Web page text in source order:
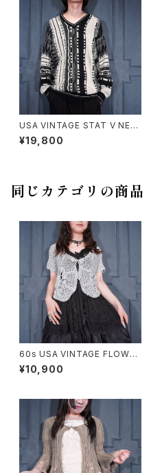
USA VINTAGE STAT V NEC
K DESIGN 3D KNIT/アメリカ
古着Vネックデザイン3Dニット
¥19,800
同じカテゴリの商品
60s USA VINTAGE FLOWER
DESIGN HALF SLEEVE CRO
CHET KNIT CARDIGAN/60
¥10,900